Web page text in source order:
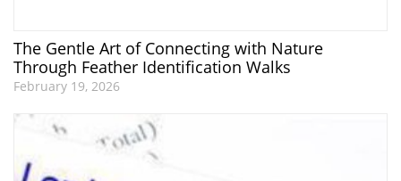
The Gentle Art of Connecting with Nature
Through Feather Identification Walks
February 19, 2026